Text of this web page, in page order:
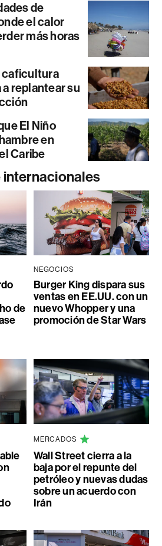
de
el calor
más horas
caficultura
replantear su
El Niño
en
Caribe
de
NEGOCIOS
Burger King dispara sus
ventas en EE.UU. con un
nuevo Whopper y una
promoción de Star Wars
MERCADOS
Wall Street cierra a la
baja por el repunte del
petróleo y nuevas dudas
sobre un acuerdo con
Irán